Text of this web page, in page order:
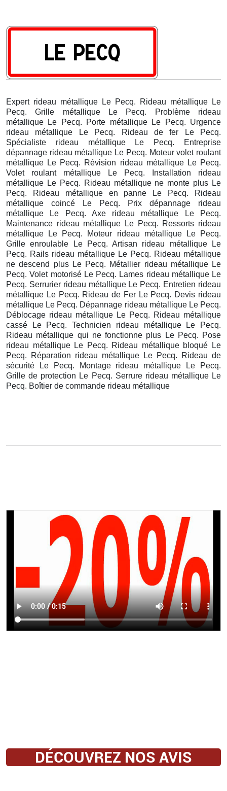
Expert rideau métallique Le Pecq. Rideau métallique Le
Pecq. Grille métallique Le Pecq. Problème rideau
métallique Le Pecq. Porte métallique Le Pecq. Urgence
rideau métallique Le Pecq. Rideau de fer Le Pecq.
Spécialiste rideau métallique Le Pecq. Entreprise
dépannage rideau métallique Le Pecq. Moteur volet roulant
métallique Le Pecq. Révision rideau métallique Le Pecq.
Volet roulant métallique Le Pecq. Installation rideau
métallique Le Pecq. Rideau métallique ne monte plus Le
Pecq. Rideau métallique en panne Le Pecq. Rideau
métallique coincé Le Pecq. Prix dépannage rideau
métallique Le Pecq. Axe rideau métallique Le Pecq.
Maintenance rideau métallique Le Pecq. Ressorts rideau
métallique Le Pecq. Moteur rideau métallique Le Pecq.
Grille enroulable Le Pecq. Artisan rideau métallique Le
Pecq. Rails rideau métallique Le Pecq. Rideau métallique
ne descend plus Le Pecq. Métallier rideau métallique Le
Pecq. Volet motorisé Le Pecq. Lames rideau métallique Le
Pecq. Serrurier rideau métallique Le Pecq. Entretien rideau
métallique Le Pecq. Rideau de Fer Le Pecq. Devis rideau
métallique Le Pecq. Dépannage rideau métallique Le Pecq.
Déblocage rideau métallique Le Pecq. Rideau métallique
cassé Le Pecq. Technicien rideau métallique Le Pecq.
Rideau métallique qui ne fonctionne plus Le Pecq. Pose
rideau métallique Le Pecq. Rideau métallique bloqué Le
Pecq. Réparation rideau métallique Le Pecq. Rideau de
sécurité Le Pecq. Montage rideau métallique Le Pecq.
Grille de protection Le Pecq. Serrure rideau métallique Le
Pecq. Boîtier de commande rideau métallique
DÉCOUVREZ NOS AVIS